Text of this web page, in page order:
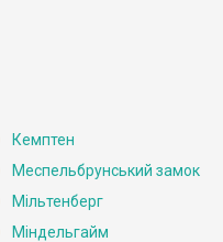
Кемптен
Меспельбрунський замок
Мільтенберг
Міндельгайм